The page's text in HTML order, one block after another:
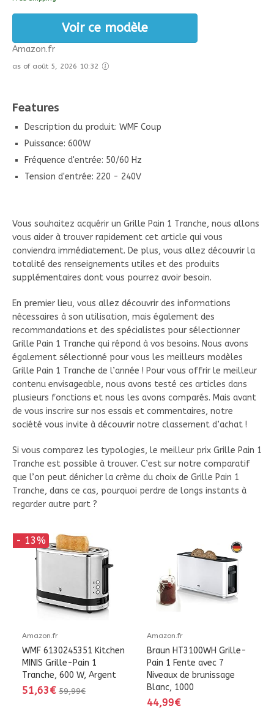
Voir ce modèle
Amazon.fr
as of août 5, 2026 10:32
Features
Description du produit: WMF Coup
Puissance: 600W
Fréquence d'entrée: 50/60 Hz
Tension d'entrée: 220 - 240V
Vous souhaitez acquérir un Grille Pain 1 Tranche, nous allons
vous aider à trouver rapidement cet article qui vous
conviendra immédiatement. De plus, vous allez découvrir la
totalité des renseignements utiles et des produits
supplémentaires dont vous pourrez avoir besoin.
En premier lieu, vous allez découvrir des informations
nécessaires à son utilisation, mais également des
recommandations et des spécialistes pour sélectionner
Grille Pain 1 Tranche qui répond à vos besoins. Nous avons
également sélectionné pour vous les meilleurs modèles
Grille Pain 1 Tranche de l’année ! Pour vous offrir le meilleur
contenu envisageable, nous avons testé ces articles dans
plusieurs fonctions et nous les avons comparés. Mais avant
de vous inscrire sur nos essais et commentaires, notre
société vous invite à découvrir notre classement d’achat !
Si vous comparez les typologies, le meilleur prix Grille Pain 1
Tranche est possible à trouver. C’est sur notre comparatif
que l’on peut dénicher la crème du choix de Grille Pain 1
Tranche, dans ce cas, pourquoi perdre de longs instants à
regarder autre part ?
- 13%
Amazon.fr
WMF 6130245351 Kitchen
MINIS Grille-Pain 1
Tranche, 600 W, Argent
51,63€ 59,99€
Amazon.fr
Braun HT3100WH Grille-
Pain 1 Fente avec 7
Niveaux de brunissage
Blanc, 1000
44,99€